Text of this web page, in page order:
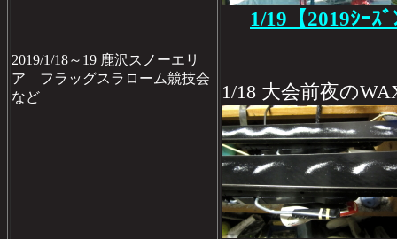
2019/1/18～19 鹿沢スノーエリ
ア フラッグスラローム競技会
など
1/19【2019ｼｰｽ
1/18 大会前夜の